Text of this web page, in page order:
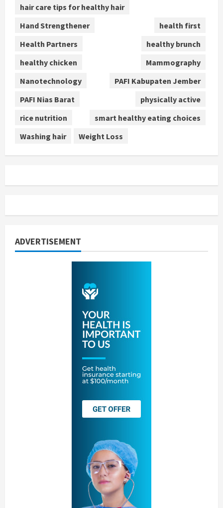
hair care tips for healthy hair
Hand Strengthener
health first
Health Partners
healthy brunch
healthy chicken
Mammography
Nanotechnology
PAFI Kabupaten Jember
PAFI Nias Barat
physically active
rice nutrition
smart healthy eating choices
Washing hair
Weight Loss
ADVERTISEMENT